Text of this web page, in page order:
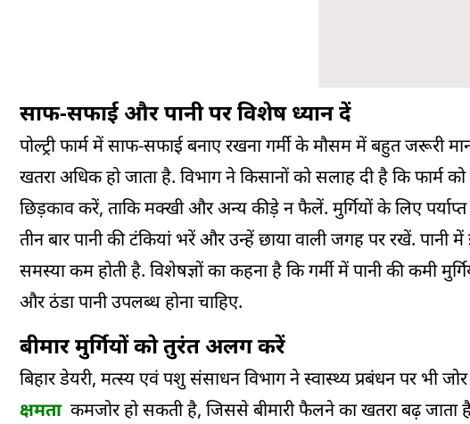
साफ-सफाई और पानी पर विशेष ध्यान दें
पोल्ट्री फार्म में साफ-सफाई बनाए रखना गर्मी के मौसम में बहुत जरूरी
खतरा अधिक हो जाता है. विभाग ने किसानों को सलाह दी है कि
छिड़काव करें, ताकि मक्खी और अन्य कीड़े न फैलें. मुर्गियों के लिए
तीन बार पानी की टंकियां भरें और उन्हें छाया वाली जगह पर रखें. पानी
समस्या कम होती है. विशेषज्ञों का कहना है कि गर्मी में पानी की कमी
और ठंडा पानी उपलब्ध होना चाहिए.
बीमार मुर्गियों को तुरंत अलग करें
बिहार डेयरी, मत्स्य एवं पशु संसाधन विभाग ने स्वास्थ्य प्रबंधन पर भी
क्षमताकमजोर हो सकती है, जिससे बीमारी फैलने का खतरा बढ़ जाता